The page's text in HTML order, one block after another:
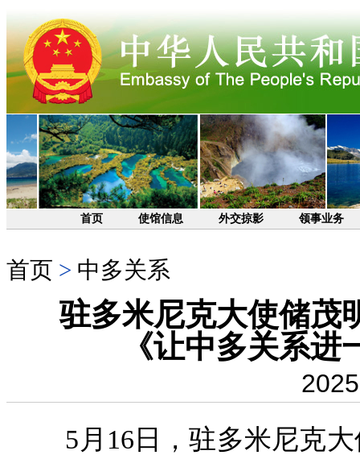
首页 使馆信息 外交掠影 领事业务
首页 > 中多关系
驻多米尼克大使储茂
《让中多关系
5月16日，驻多米尼克